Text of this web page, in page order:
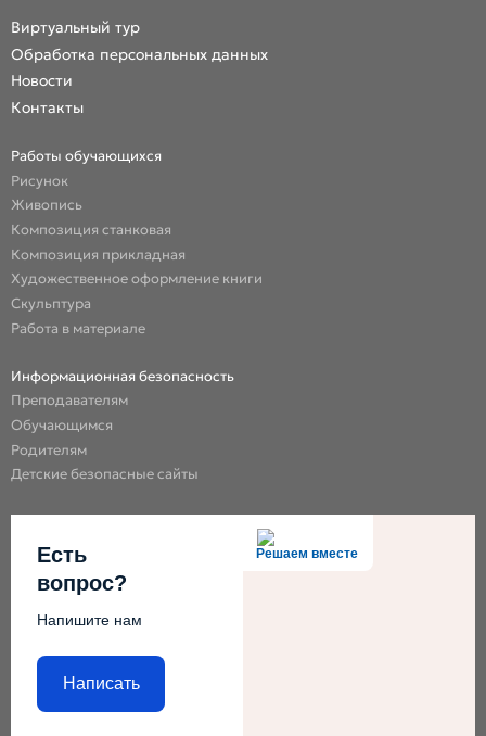
Виртуальный тур
Обработка персональных данных
Новости
Контакты
Работы обучающихся
Рисунок
Живопись
Композиция станковая
Композиция прикладная
Художественное оформление книги
Скульптура
Работа в материале
Информационная безопасность
Преподавателям
Обучающимся
Родителям
Детские безопасные сайты
Решаем вместе
Есть
вопрос?
Напишите нам
Написать